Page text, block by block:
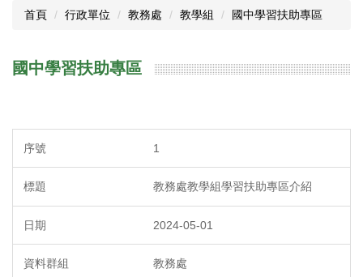
首頁 行政單位 教務處 教學組 國中學習扶助專區
國中學習扶助專區
1
教務處教學組學習扶助專區介紹
2024-05-01
教務處